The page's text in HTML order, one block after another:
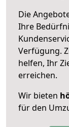
Die
Ihre
Verfügung.
helfen, Ihr
erreichen.
Wir bieten
für den